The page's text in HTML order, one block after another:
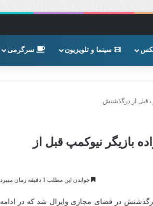
سینما و تلویزیون سرگرمی
قبل از درگذشتش
بازیگر نیوکمپ قبل از
خواندن این مطلب 1 دقیقه زمان میبرد
در فضای مجازی وایرال شد که در ادامه